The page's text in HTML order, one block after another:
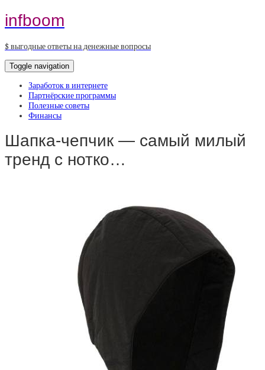
infboom
$ выгодные ответы на денежные вопросы
Toggle navigation
Заработок в интернете
Партнёрские программы
Полезные советы
Финансы
Шапка-чепчик — самый милый
тренд с нотко…